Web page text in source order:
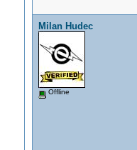
Milan Hudec
Offline